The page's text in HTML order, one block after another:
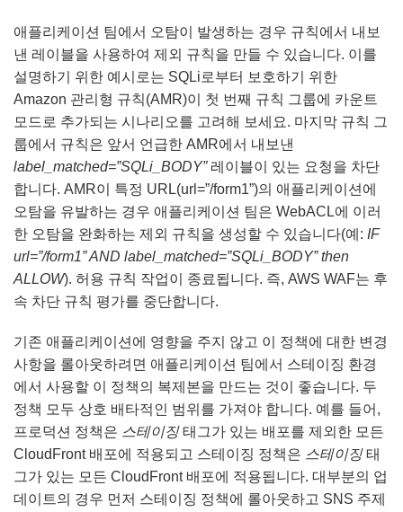
애플리케이션 팀에서 오탐이 발생하는 경우 규칙에서 내보
낸 레이블을 사용하여 제외 규칙을 만들 수 있습니다. 이를
설명하기 위한 예시로는 SQLi로부터 보호하기 위한
Amazon 관리형 규칙(AMR)이 첫 번째 규칙 그룹에 카운트
모드로 추가되는 시나리오를 고려해 보세요. 마지막 규칙 그
룹에서 규칙은 앞서 언급한 AMR에서 내보낸
label_matched=”SQLi_BODY”레이블이 있는 요청을 차단
합니다. AMR이 특정 URL(url=”/form1”)의 애플리케이션에
오탐을 유발하는 경우 애플리케이션 팀은 WebACL에 이러
한 오탐을 완화하는 제외 규칙을 생성할 수 있습니다(예: IF
url=”/form1” AND label_matched=”SQLi_BODY” then
ALLOW). 허용 규칙 작업이 종료됩니다. 즉, AWS WAF는 후
속 차단 규칙 평가를 중단합니다.
기존 애플리케이션에 영향을 주지 않고 이 정책에 대한 변경
사항을 롤아웃하려면 애플리케이션 팀에서 스테이징 환경
에서 사용할 이 정책의 복제본을 만드는 것이 좋습니다. 두
정책 모두 상호 배타적인 범위를 가져야 합니다. 예를 들어,
프로덕션 정책은 스테이징태그가 있는 배포를 제외한 모든
CloudFront 배포에 적용되고 스테이징 정책은 스테이징태
그가 있는 모든 CloudFront 배포에 적용됩니다. 대부분의 업
데이트의 경우 먼저 스테이징 정책에 롤아웃하고 SNS 주제